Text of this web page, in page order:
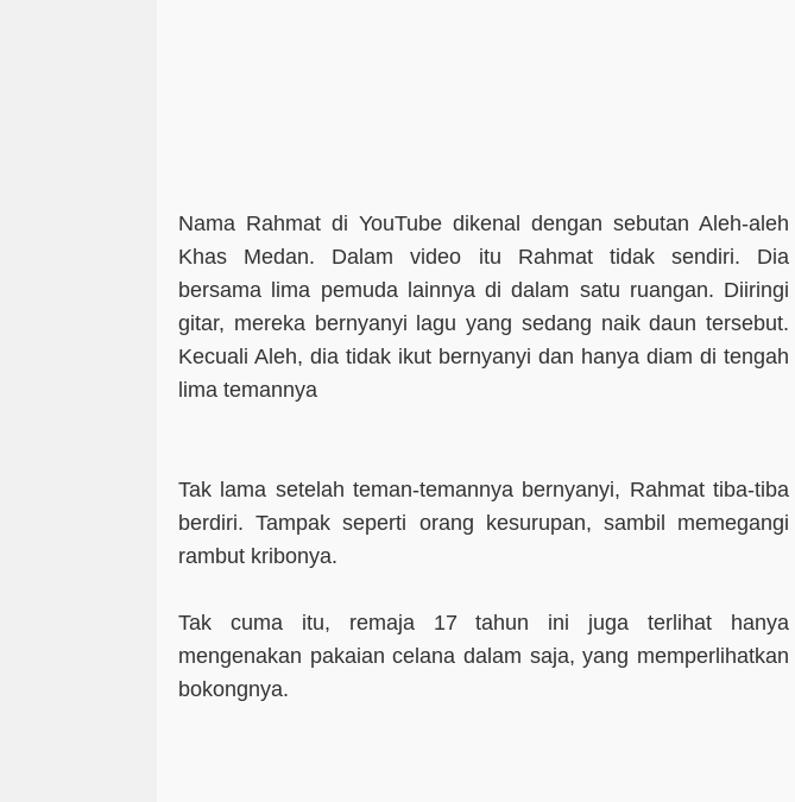
Nama Rahmat di YouTube dikenal dengan sebutan Aleh-aleh
Khas Medan. Dalam video itu Rahmat tidak sendiri. Dia
bersama lima pemuda lainnya di dalam satu ruangan. Diiringi
gitar, mereka bernyanyi lagu yang sedang naik daun tersebut.
Kecuali Aleh, dia tidak ikut bernyanyi dan hanya diam di tengah
lima temannya
Tak lama setelah teman-temannya bernyanyi, Rahmat tiba-tiba
berdiri. Tampak seperti orang kesurupan, sambil memegangi
rambut kribonya.
Tak cuma itu, remaja 17 tahun ini juga terlihat hanya
mengenakan pakaian celana dalam saja, yang memperlihatkan
bokongnya.